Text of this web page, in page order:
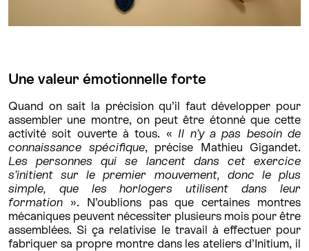
Une valeur émotionnelle forte
Quand on sait la précision qu’il faut développer pour
assembler une montre, on peut être étonné que cette
activité soit ouverte à tous. « Il n’y a pas besoin de
connaissance spécifique, précise Mathieu Gigandet.
Les personnes qui se lancent dans cet exercice
s’initient sur le premier mouvement, donc le plus
simple, que les horlogers utilisent dans leur
formation ». N’oublions pas que certaines montres
mécaniques peuvent nécessiter plusieurs mois pour être
assemblées. Si ça relativise le travail à effectuer pour
fabriquer sa propre montre dans les ateliers d’Initium, il